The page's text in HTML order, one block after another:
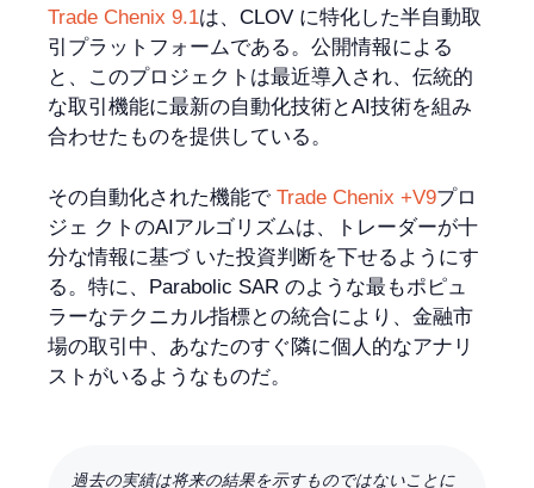
Trade Chenix 9.1は、CLOV に特化した半自動取
引プラットフォームである。公開情報による
と、このプロジェクトは最近導入され、伝統的
な取引機能に最新の自動化技術とAI技術を組み
合わせたものを提供している。
その自動化された機能で Trade Chenix +V9プロ
ジェ クトのAIアルゴリズムは、トレーダーが十
分な情報に基づ いた投資判断を下せるようにす
る。特に、Parabolic SAR のような最もポピュ
ラーなテクニカル指標との統合により、金融市
場の取引中、あなたのすぐ隣に個人的なアナリ
ストがいるようなものだ。
過去の実績は将来の結果を示すものではないことに